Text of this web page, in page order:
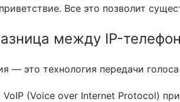
Все это позволит
между IP-
— это технология передачи
VoIP (Voice over Internet Protocol)